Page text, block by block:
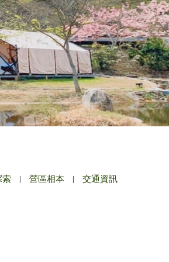
索 | 營區相本 | 交通資訊